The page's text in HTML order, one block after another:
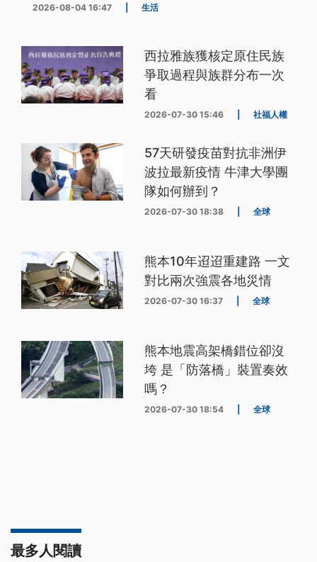
2026-08-04 16:47 生活
西拉雅族獲核定原住民族
爭取過程與族群分布一次
看
2026-07-30 15:46 社福人權
57天研發疫苗對抗非洲伊
波拉最新疫情 牛津大學團
隊如何辦到？
2026-07-30 18:38 全球
熊本10年迢迢重建路 一文
對比兩次強震各地災情
2026-07-30 16:37 全球
熊本地震高架橋錯位卻沒
垮 是「防落橋」裝置奏效
嗎？
2026-07-30 18:54 全球
最多人閱讀